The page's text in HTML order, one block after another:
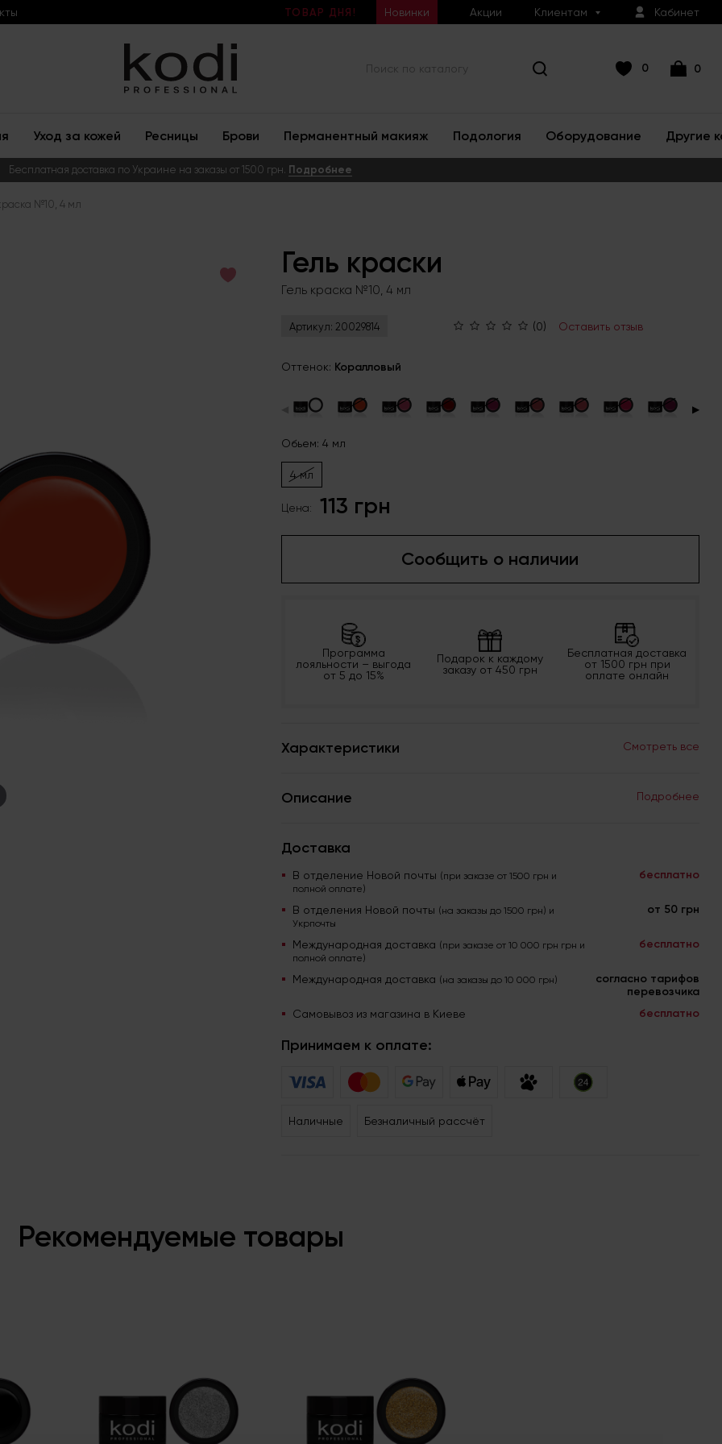
ТОВАР ДНЯ! Новинки Акции Клиентам Кабинет
0 0
Уход за кожей Ресницы Брови Перманентный макияж Подология Оборудование Другие
Бесплатная доставка по Украине на заказы от 1500 грн. Подробнее
№10, 4 мл
Гель краски
Гель краска №10, 4 мл
Артикул: 20029814 (0) Оставить отзыв
Оттенок: Коралловый
▶
Обьем: 4 мл
4 мл
Цена: 113 грн
Сообщить о наличии
Программа
лояльности – выгода
от 5 до 15%
Подарок к каждому
заказу от 450 грн
Бесплатная доставка
от 1500 грн при
оплате онлайн
Характеристики Смотреть все
Описание Подробнее
Доставка
В отделение Новой почты (при заказе от 1500 грн и
полной оплате)
бесплатно
В отделения Новой почты (на заказы до 1500 грн) и
Укрпочты
от 50 грн
Международная доставка (при заказе от 10 000 грн грн и
полной оплате)
бесплатно
Международная доставка (на заказы до 10 000 грн)
согласно тарифов
перевозчика
Самовывоз из магазина в Киеве бесплатно
Принимаем к оплате:
Наличные Безналичный рассчёт
Рекомендуемые товары